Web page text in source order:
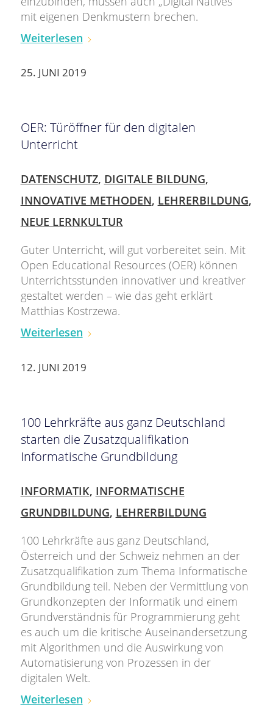
mit eigenen Denkmustern brechen.
Weiterlesen
25. JUNI 2019
OER: Türöffner für den digitalen
Unterricht
DATENSCHUTZ, DIGITALE BILDUNG,
INNOVATIVE METHODEN, LEHRERBILDUNG,
NEUE LERNKULTUR
Guter Unterricht, will gut vorbereitet sein. Mit
Open Educational Resources (OER) können
Unterrichtsstunden innovativer und kreativer
gestaltet werden – wie das geht erklärt
Matthias Kostrzewa.
Weiterlesen
12. JUNI 2019
100 Lehrkräfte aus ganz Deutschland
starten die Zusatzqualifikation
Informatische Grundbildung
INFORMATIK, INFORMATISCHE
GRUNDBILDUNG, LEHRERBILDUNG
100 Lehrkräfte aus ganz Deutschland,
Österreich und der Schweiz nehmen an der
Zusatzqualifikation zum Thema Informatische
Grundbildung teil. Neben der Vermittlung von
Grundkonzepten der Informatik und einem
Grundverständnis für Programmierung geht
es auch um die kritische Auseinandersetzung
mit Algorithmen und die Auswirkung von
Automatisierung von Prozessen in der
digitalen Welt.
Weiterlesen